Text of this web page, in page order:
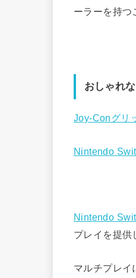
ーラーを持つ
おしゃれ
Joy-Conグリ
Nintendo
Nintendo
プレイを提供
マルチプレイ